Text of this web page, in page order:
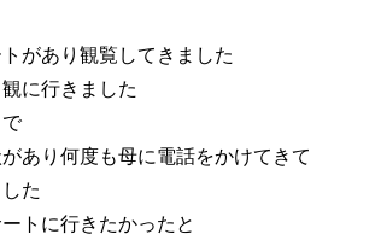
があり観覧してきました
に行きました
あり何度も母に電話をかけてきて
た
トに行きたかったと